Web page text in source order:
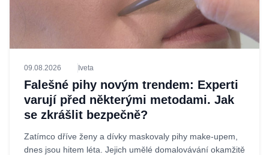
09.08.2026 Iveta
Falešné pihy novým trendem: Experti
varují před některými metodami. Jak
se zkrášlit bezpečně?
Zatímco dříve ženy a dívky maskovaly pihy make-upem,
dnes jsou hitem léta. Jejich umělé domalovávání okamžitě